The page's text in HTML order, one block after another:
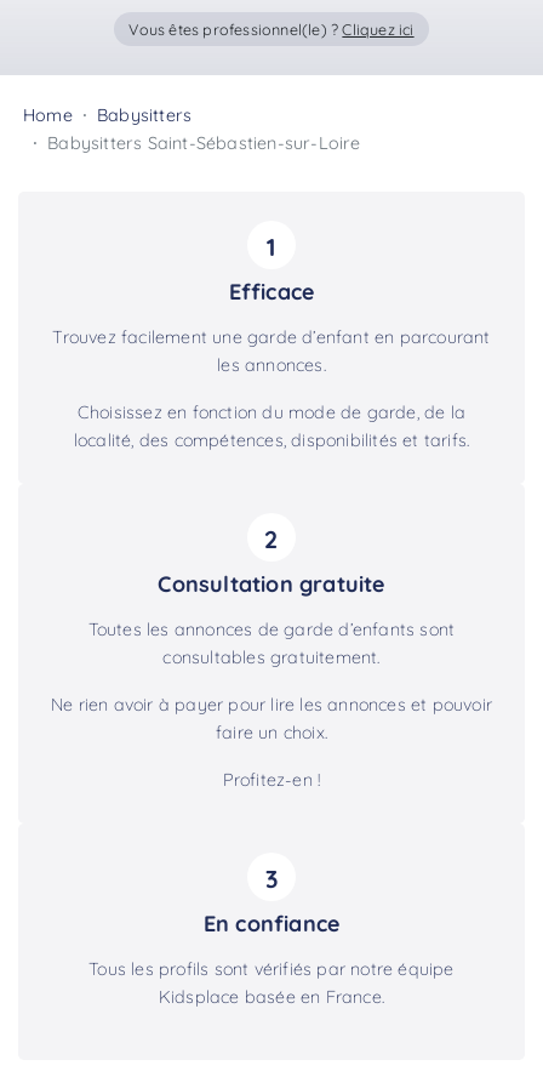
Vous êtes professionnel(le) ?Cliquez ici
Home
Babysitters
Babysitters Saint-Sébastien-sur-Loire
1
Efficace
Trouvez facilement une garde d’enfant en parcourant
les annonces.
Choisissez en fonction du mode de garde, de la
localité, des compétences, disponibilités et tarifs.
2
Consultation gratuite
Toutes les annonces de garde d’enfants sont
consultables gratuitement.
Ne rien avoir à payer pour lire les annonces et pouvoir
faire un choix.
Profitez-en !
3
En confiance
Tous les profils sont vérifiés par notre équipe
Kidsplace basée en France.